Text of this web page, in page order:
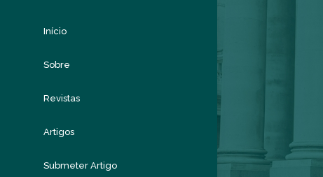
Início
Sobre
Revistas
Artigos
Submeter Artigo